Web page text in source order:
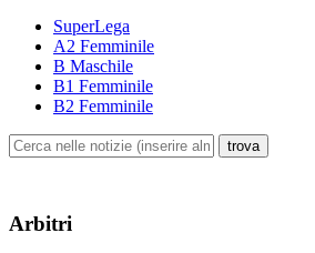
SuperLega
A2 Femminile
B Maschile
B1 Femminile
B2 Femminile
Arbitri